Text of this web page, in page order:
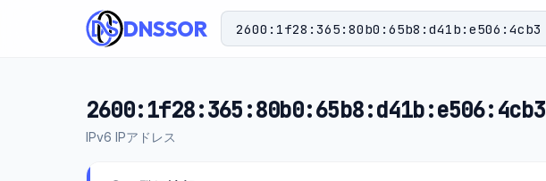
DNSSOR
2600:1f28:365:80b0:65b8:d41b:e506:4cb3
IPv6 IPアドレス